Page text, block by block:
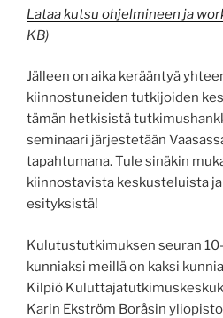
Lataa kutsu ohjelmineen ja
KB)
Jälleen on aika kerääntyä
kiinnostuneiden tutkijoiden
tämän hetkisistä
seminaari järjestetään
tapahtumana. Tule sinäkin
kiinnostavista keskusteluista
esityksistä!
Kulutustutkimuksen seuran
kunniaksi meillä on kaksi
Kilpiö
Karin Ekström Boråsin